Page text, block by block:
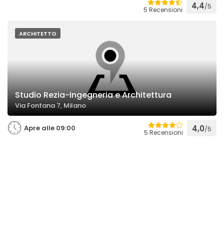
5 Recensioni 4,4/5
ARCHITETTO
Studio Rezia-Ingegneria e Architettura
Via Fontana 7, Milano
Apre alle 09:00 5 Recensioni 4,0/5